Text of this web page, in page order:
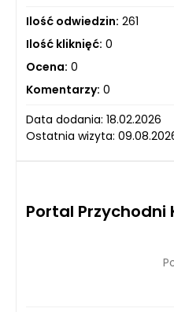
Ilość odwiedzin: 261
Ilość kliknięć: 0
Ocena: 0
Komentarzy: 0
Data dodania: 18.02.2026
Ostatnia wizyta:
Portal Przychodni